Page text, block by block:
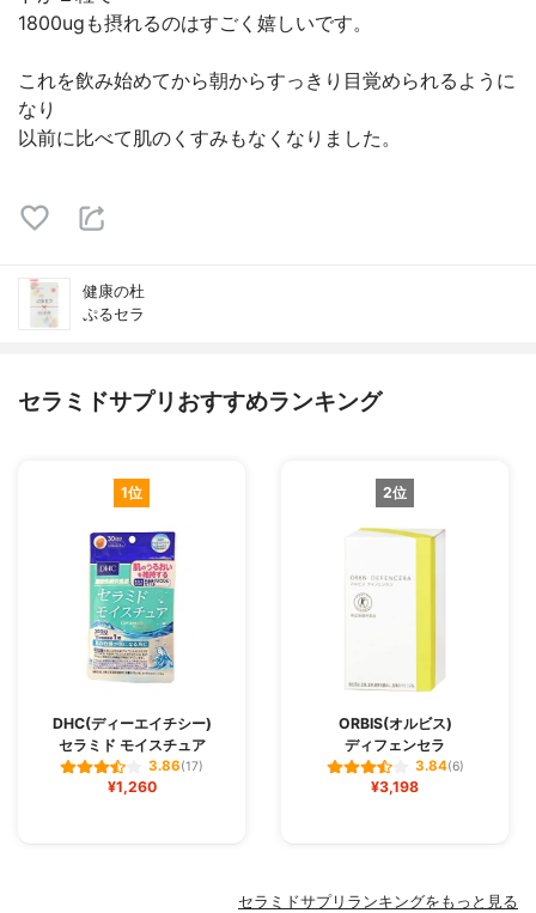
1800ugも摂れるのはすごく嬉しいです。
これを飲み始めてから朝からすっきり目覚められるように
なり
以前に比べて肌のくすみもなくなりました。
健康の杜
ぷるセラ
セラミドサプリおすすめランキング
1位
DHC(ディーエイチシー)
セラミド モイスチュア
3.86(17)
¥1,260
2位
ORBIS(オルビス)
ディフェンセラ
3.84(6)
¥3,198
セラミドサプリランキングをもっと見る